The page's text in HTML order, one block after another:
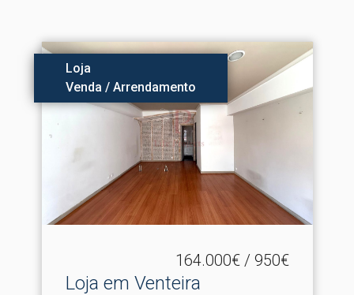
Loja
Venda / Arrendamento
164.000€ / 950€
Loja em Venteira